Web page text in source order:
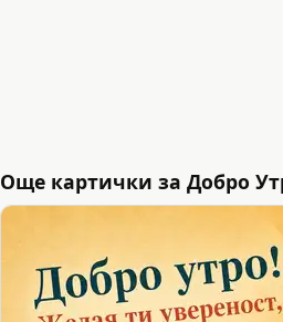
Още картички за Добро